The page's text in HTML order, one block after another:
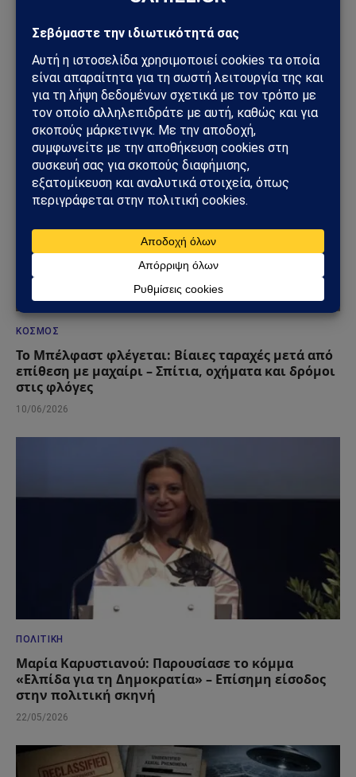
συνελήφθη μετά από επίθεση με μαχαίρι σε
17χρονη – Σοκ από το βίντεο της επίθεσης
13/06/2026
ΚΌΣΜΟΣ
Το Μπέλφαστ φλέγεται: Βίαιες ταραχές μετά από
επίθεση με μαχαίρι – Σπίτια, οχήματα και δρόμοι
στις φλόγες
10/06/2026
ΠΟΛΙΤΙΚΉ
Μαρία Καρυστιανού: Παρουσίασε το κόμμα
«Ελπίδα για τη Δημοκρατία» – Επίσημη είσοδος
στην πολιτική σκηνή
22/05/2026